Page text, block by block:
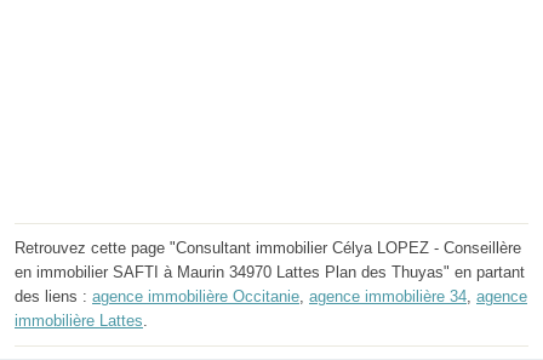
Retrouvez cette page "Consultant immobilier Célya LOPEZ - Conseillère
en immobilier SAFTI à Maurin 34970 Lattes Plan des Thuyas" en partant
des liens : agence immobilière Occitanie agence immobilière 34 agence
immobilière Lattes